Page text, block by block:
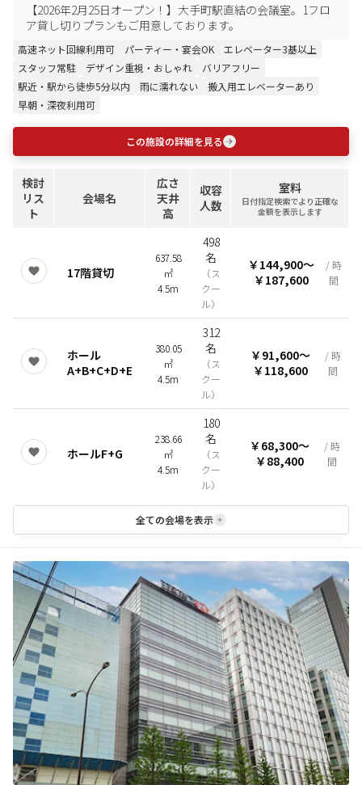
【2026年2月25日オープン！】大手町駅直結の会議室。1フロ
ア貸し切りプランもご用意しております。
高速ネット回線利用可 パーティー・宴会OK
エレベーター3基以上
スタッフ常駐
デザイン重視・おしゃれ
バリアフリー
駅近・駅から徒歩5分以内
雨に濡れない
搬入用エレベーターあり
早朝・深夜利用可
この施設の詳細を見る
検討
リス
ト
会場名
広さ
天井
高
収容
人数
室料
日付指定検索でより正確な
金額を表示します
17階貸切
637.58
㎡
4.5m
498
名
（ス
クー
ル）
￥144,900〜
￥187,600
/ 時
間
ホール
A+B+C+D+E
380.05
㎡
4.5m
312
名
（ス
クー
ル）
￥91,600〜
￥118,600
/ 時
間
ホールF+G
238.66
㎡
4.5m
180
名
（ス
クー
ル）
￥68,300〜
￥88,400
/ 時
間
全ての会場を表示